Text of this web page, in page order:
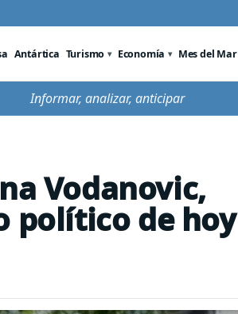
Antártica Turismo Economía Mes del Mar
Informar, analizar, anticipar
Vodanovic,
político de hoy